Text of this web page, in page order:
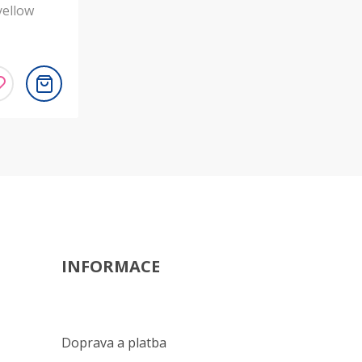
INFORMACE
Doprava a platba